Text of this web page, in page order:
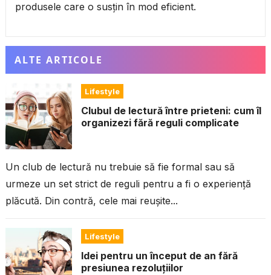
produsele care o susțin în mod eficient.
ALTE ARTICOLE
Lifestyle
Clubul de lectură între prieteni: cum îl
organizezi fără reguli complicate
Un club de lectură nu trebuie să fie formal sau să
urmeze un set strict de reguli pentru a fi o experiență
plăcută. Din contră, cele mai reușite...
Lifestyle
Idei pentru un început de an fără
presiunea rezoluțiilor